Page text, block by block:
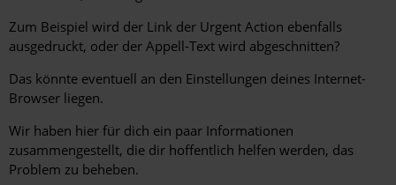
Zum Beispiel wird der Link der Urgent Action ebenfalls
ausgedruckt, oder der Appell-Text wird abgeschnitten?
Das könnte eventuell an den Einstellungen deines Internet-
Browser liegen.
Wir haben hier für dich ein paar Informationen
zusammengestellt, die dir hoffentlich helfen werden, das
Problem zu beheben.